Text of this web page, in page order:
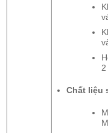
2
Chất liệu